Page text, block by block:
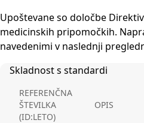
Upoštevane so določbe
medicinskih pripomočkih.
navedenimi v naslednji
Skladnost s standardi
REFERENČNA
ŠTEVILKA
(ID:LETO)
OPIS